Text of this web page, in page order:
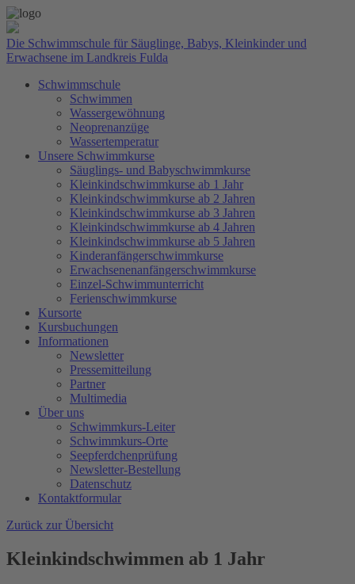
Die Schwimmschule für Säuglinge, Babys, Kleinkinder und
Erwachsene im Landkreis Fulda
Schwimmschule
Schwimmen
Wassergewöhnung
Neoprenanzüge
Wassertemperatur
Unsere Schwimmkurse
Säuglings- und Babyschwimmkurse
Kleinkindschwimmkurse ab 1 Jahr
Kleinkindschwimmkurse ab 2 Jahren
Kleinkindschwimmkurse ab 3 Jahren
Kleinkindschwimmkurse ab 4 Jahren
Kleinkindschwimmkurse ab 5 Jahren
Kinderanfängerschwimmkurse
Erwachsenenanfängerschwimmkurse
Einzel-Schwimmunterricht
Ferienschwimmkurse
Kursorte
Kursbuchungen
Informationen
Newsletter
Pressemitteilung
Partner
Multimedia
Über uns
Schwimmkurs-Leiter
Schwimmkurs-Orte
Seepferdchenprüfung
Newsletter-Bestellung
Datenschutz
Kontaktformular
Zurück zur Übersicht
Kleinkindschwimmen ab 1 Jahr